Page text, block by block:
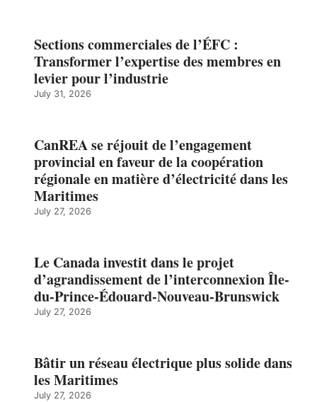
Sections commerciales de l’ÉFC :
Transformer l’expertise des membres en
levier pour l’industrie
July 31, 2026
CanREA se réjouit de l’engagement
provincial en faveur de la coopération
régionale en matière d’électricité dans les
Maritimes
July 27, 2026
Le Canada investit dans le projet
d’agrandissement de l’interconnexion Île-
du-Prince-Édouard-Nouveau-Brunswick
July 27, 2026
Bâtir un réseau électrique plus solide dans
les Maritimes
July 27, 2026